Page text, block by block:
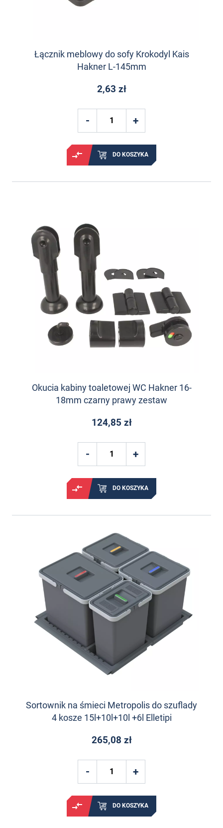
Łącznik meblowy do sofy Krokodyl Kais
Hakner L-145mm
2,63 zł
DO KOSZYKA
Okucia kabiny toaletowej WC Hakner 16-
18mm czarny prawy zestaw
124,85 zł
DO KOSZYKA
Sortownik na śmieci Metropolis do szuflady
4 kosze 15l+10l+10l +6l Elletipi
265,08 zł
DO KOSZYKA